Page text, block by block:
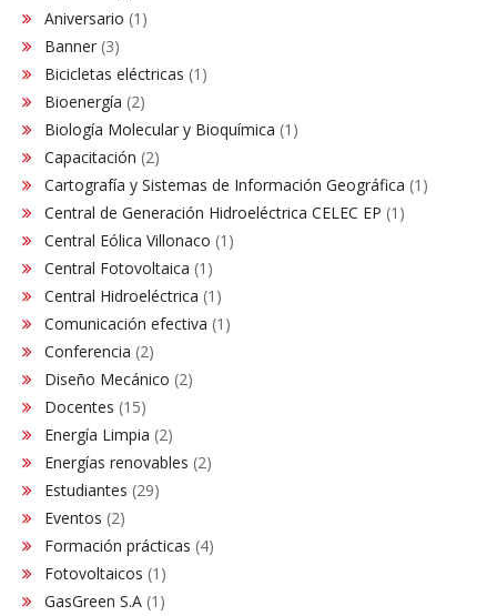
Aniversario (1)
Banner (3)
Bicicletas eléctricas (1)
Bioenergía (2)
Biología Molecular y Bioquímica (1)
Capacitación (2)
Cartografía y Sistemas de Información Geográfica (1)
Central de Generación Hidroeléctrica CELEC EP (1)
Central Eólica Villonaco (1)
Central Fotovoltaica (1)
Central Hidroeléctrica (1)
Comunicación efectiva (1)
Conferencia (2)
Diseño Mecánico (2)
Docentes (15)
Energía Limpia (2)
Energías renovables (2)
Estudiantes (29)
Eventos (2)
Formación prácticas (4)
Fotovoltaicos (1)
GasGreen S.A (1)